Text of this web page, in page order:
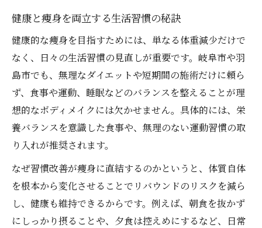
健康と痩身を両立する生活習慣の秘訣
健康的な痩身を目指すためには、単なる体重減少だけで
なく、日々の生活習慣の見直しが重要です。岐阜市や羽
島市でも、無理なダイエットや短期間の施術だけに頼ら
ず、食事や運動、睡眠などのバランスを整えることが理
想的なボディメイクには欠かせません。具体的には、栄
養バランスを意識した食事や、無理のない運動習慣の取
り入れが推奨されます。
なぜ習慣改善が痩身に直結するのかというと、体質自体
を根本から変化させることでリバウンドのリスクを減ら
し、健康も維持できるからです。例えば、朝食を抜かず
にしっかり摂ることや、夕食は控えめにするなど、日常